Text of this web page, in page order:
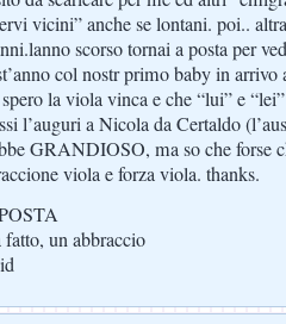
vicini” anche se lontani. poi..
scorso tornai a posta per
col nostr primo baby in
la viola vinca e che “lui” e
l’auguri a Nicola da Certaldo
GRANDIOSO, ma so che forse
viola e forza viola. thanks.
fatto, un abbraccio